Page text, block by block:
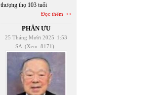
thượng thọ 103 tuổi
Đọc thêm
PHÂN ƯU
25 Tháng Mười 2025 1:53
SA (Xem: 8171)